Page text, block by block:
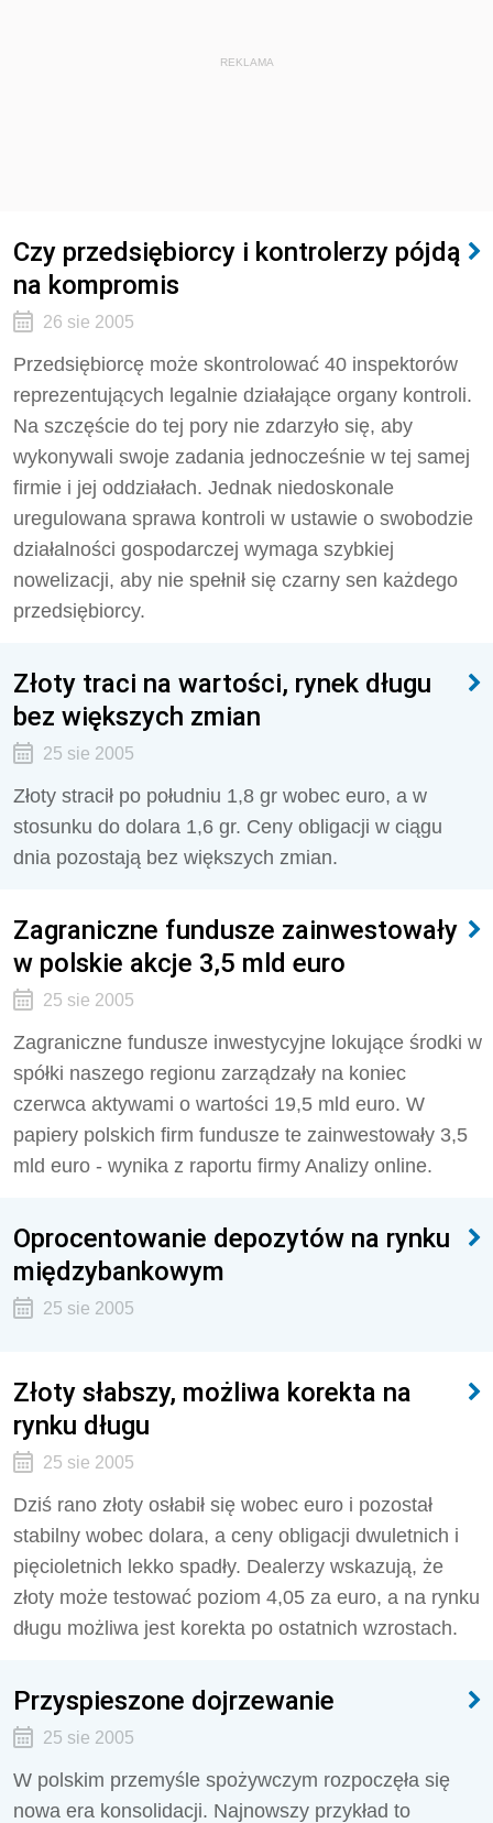
REKLAMA
Czy przedsiębiorcy i kontrolerzy pójdą
na kompromis
26 sie 2005
Przedsiębiorcę może skontrolować 40 inspektorów
reprezentujących legalnie działające organy kontroli.
Na szczęście do tej pory nie zdarzyło się, aby
wykonywali swoje zadania jednocześnie w tej samej
firmie i jej oddziałach. Jednak niedoskonale
uregulowana sprawa kontroli w ustawie o swobodzie
działalności gospodarczej wymaga szybkiej
nowelizacji, aby nie spełnił się czarny sen każdego
przedsiębiorcy.
Złoty traci na wartości, rynek długu
bez większych zmian
25 sie 2005
Złoty stracił po południu 1,8 gr wobec euro, a w
stosunku do dolara 1,6 gr. Ceny obligacji w ciągu
dnia pozostają bez większych zmian.
Zagraniczne fundusze zainwestowały
w polskie akcje 3,5 mld euro
25 sie 2005
Zagraniczne fundusze inwestycyjne lokujące środki w
spółki naszego regionu zarządzały na koniec
czerwca aktywami o wartości 19,5 mld euro. W
papiery polskich firm fundusze te zainwestowały 3,5
mld euro - wynika z raportu firmy Analizy o­nline.
Oprocentowanie depozytów na rynku
międzybankowym
25 sie 2005
Złoty słabszy, możliwa korekta na
rynku długu
25 sie 2005
Dziś rano złoty osłabił się wobec euro i pozostał
stabilny wobec dolara, a ceny obligacji dwuletnich i
pięcioletnich lekko spadły. Dealerzy wskazują, że
złoty może testować poziom 4,05 za euro, a na rynku
długu możliwa jest korekta po ostatnich wzrostach.
Przyspieszone dojrzewanie
25 sie 2005
W polskim przemyśle spożywczym rozpoczęła się
nowa era konsolidacji. Najnowszy przykład to